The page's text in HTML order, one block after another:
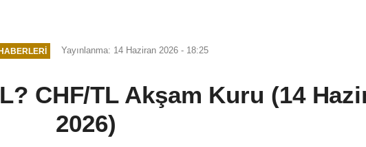
Yayınlanma: 14 Haziran 2026 - 18:25
CHF/TL Akşam Kuru (14
2026)